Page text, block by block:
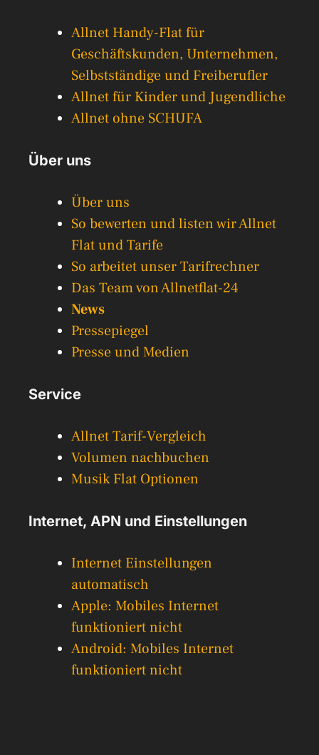
Allnet Handy-Flat für
Geschäftskunden, Unternehmen,
Selbstständige und Freiberufler
Allnet für Kinder und Jugendliche
Allnet ohne SCHUFA
Über uns
Über uns
So bewerten und listen wir Allnet
Flat und Tarife
So arbeitet unser Tarifrechner
Das Team von Allnetflat-24
News
Pressepiegel
Presse und Medien
Service
Allnet Tarif-Vergleich
Volumen nachbuchen
Musik Flat Optionen
Internet, APN und Einstellungen
Internet Einstellungen
automatisch
Apple: Mobiles Internet
funktioniert nicht
Android: Mobiles Internet
funktioniert nicht